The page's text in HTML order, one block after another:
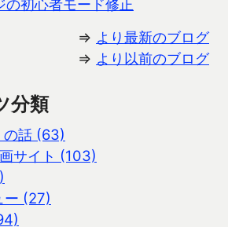
の初心者モード修正
⇒ より最新のブログ
⇒ より以前のブログ
分類
の話 (63)
サイト (103)
ー (27)